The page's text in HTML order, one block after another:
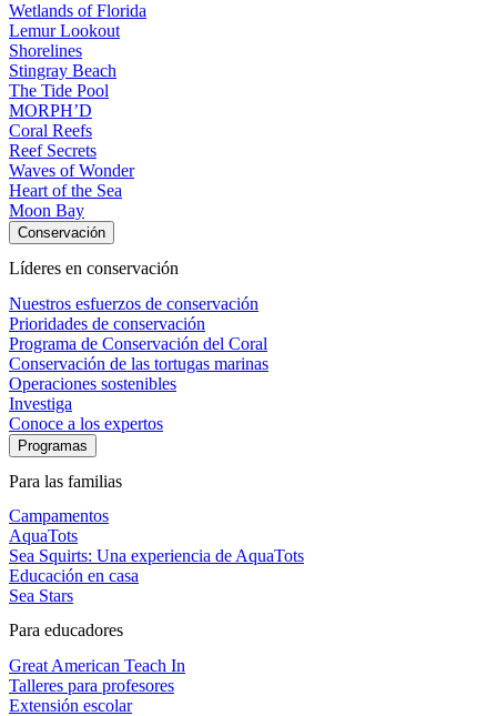
Wetlands of Florida
Lemur Lookout
Shorelines
Stingray Beach
The Tide Pool
MORPH’D
Coral Reefs
Reef Secrets
Waves of Wonder
Heart of the Sea
Moon Bay
Conservación
Líderes en conservación
Nuestros esfuerzos de conservación
Prioridades de conservación
Programa de Conservación del Coral
Conservación de las tortugas marinas
Operaciones sostenibles
Investiga
Conoce a los expertos
Programas
Para las familias
Campamentos
AquaTots
Sea Squirts: Una experiencia de AquaTots
Educación en casa
Sea Stars
Para educadores
Great American Teach In
Talleres para profesores
Extensión escolar